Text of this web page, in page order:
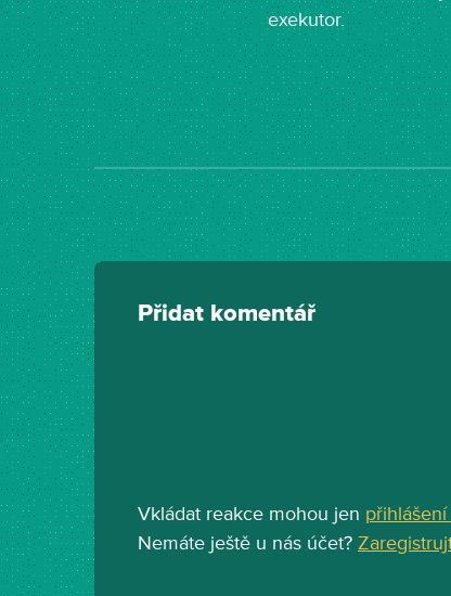
exekutor.
Přidat komentář
Vkládat reakce mohou jen
Nemáte ještě u nás účet?